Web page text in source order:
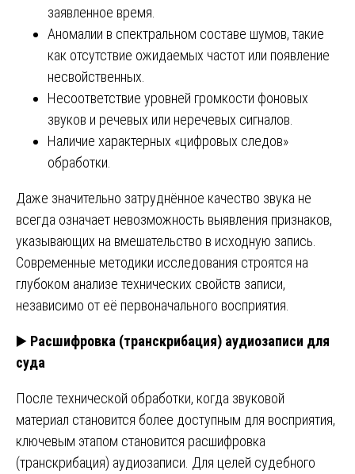
заявленное время.
Аномалии в спектральном составе шумов, такие
как отсутствие ожидаемых частот или появление
несвойственных.
Несоответствие уровней громкости фоновых
звуков и речевых или неречевых сигналов.
Наличие характерных «цифровых следов»
обработки.
Даже значительно затруднённое качество звука не
всегда означает невозможность выявления признаков,
указывающих на вмешательство в исходную запись.
Современные методики исследования строятся на
глубоком анализе технических свойств записи,
независимо от её первоначального восприятия.
▶️ Расшифровка (транскрибация) аудиозаписи для
суда
После технической обработки, когда звуковой
материал становится более доступным для восприятия,
ключевым этапом становится расшифровка
(транскрибация) аудиозаписи. Для целей судебного